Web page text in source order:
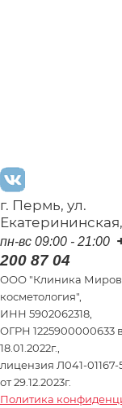
г. Пермь, ул.
пн-вс 09:00 - 21:00
200 87 04
ООО "Клиника
косметология",
ИНН 5902062318,
ОГРН 1225900000633
18.01.2022г.,
лицензия Л041-01167-
от 29.12.2023г.
Политика